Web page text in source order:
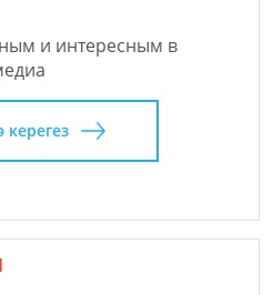
и интересным в